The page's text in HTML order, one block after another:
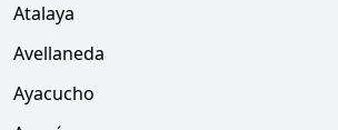
Atalaya
Avellaneda
Ayacucho